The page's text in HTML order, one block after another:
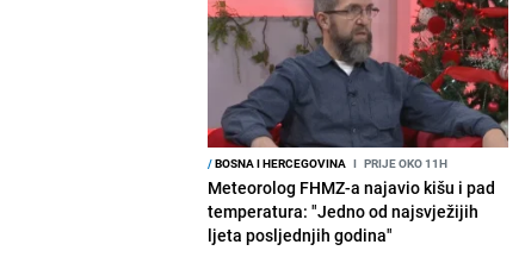
/BOSNA I HERCEGOVINA I PRIJE OKO 11H
Meteorolog FHMZ-a najavio kišu i pad
temperatura: "Jedno od najsvježijih
ljeta posljednjih godina"